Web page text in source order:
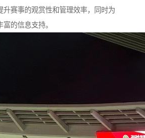
升赛事的观赏性和管理效率，同时为
的信息支持。